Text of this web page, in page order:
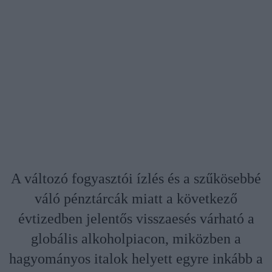
A változó fogyasztói ízlés és a szűkösebbé
váló pénztárcák miatt a következő
évtizedben jelentős visszaesés várható a
globális alkoholpiacon, miközben a
hagyományos italok helyett egyre inkább a